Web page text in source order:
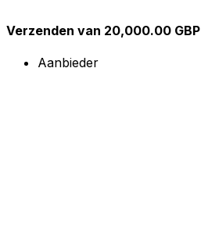
Verzenden van 20,000.00 GBP
Aanbieder